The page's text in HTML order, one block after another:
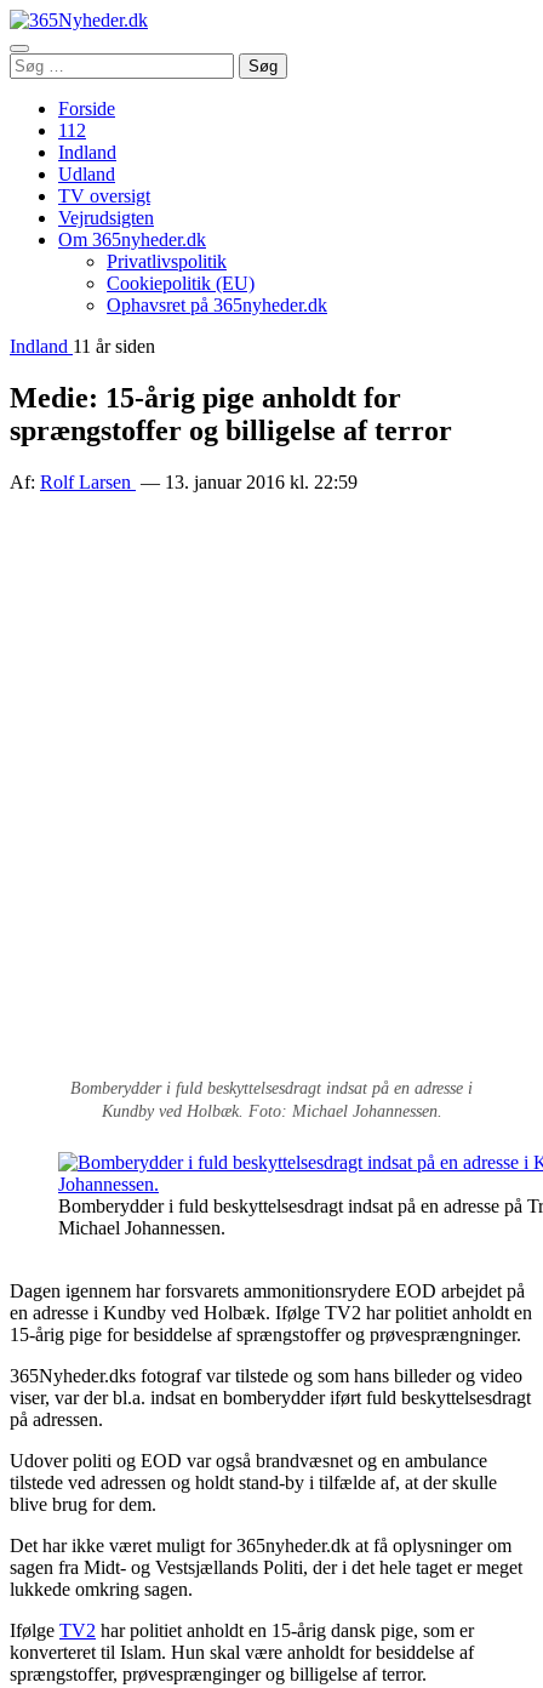
Åbn
menu
Søg
efter:
Søg
Forside
112
Indland
Udland
TV oversigt
Vejrudsigten
Om 365nyheder.dk
Privatlivspolitik
Cookiepolitik (EU)
Ophavsret på 365nyheder.dk
Indland 11 år siden
Medie: 15-årig pige anholdt for
sprængstoffer og billigelse af terror
Af: Rolf Larsen — 13. januar 2016 kl. 22:59
Bomberydder i fuld beskyttelsesdragt indsat på en adresse i
Kundby ved Holbæk. Foto: Michael Johannessen.
Bomberydder i fuld beskyttelsesdragt indsat på en adresse
Michael Johannessen.
Dagen igennem har forsvarets ammonitionsrydere EOD arbejdet på
en adresse i Kundby ved Holbæk. Ifølge TV2 har politiet anholdt en
15-årig pige for besiddelse af sprængstoffer og prøvesprængninger.
365Nyheder.dks fotograf var tilstede og som hans billeder og video
viser, var der bl.a. indsat en bomberydder iført fuld beskyttelsesdragt
på adressen.
Udover politi og EOD var også brandvæsnet og en ambulance
tilstede ved adressen og holdt stand-by i tilfælde af, at der skulle
blive brug for dem.
Det har ikke været muligt for 365nyheder.dk at få oplysninger om
sagen fra Midt- og Vestsjællands Politi, der i det hele taget er meget
lukkede omkring sagen.
Ifølge TV2 har politiet anholdt en 15-årig dansk pige, som er
konverteret til Islam. Hun skal være anholdt for besiddelse af
sprængstoffer, prøvesprænginger og billigelse af terror.